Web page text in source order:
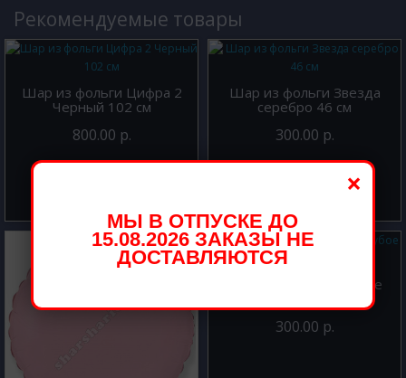
Рекомендуемые товары
Шар из фольги Цифра 2
Черный 102 см
800.00 р.
Шар из фольги Звезда
серебро 46 см
300.00 р.
Шар из фольги Сердце
300.00 р.
×
МЫ В ОТПУСКЕ ДО
15.08.2026 ЗАКАЗЫ НЕ
ДОСТАВЛЯЮТСЯ